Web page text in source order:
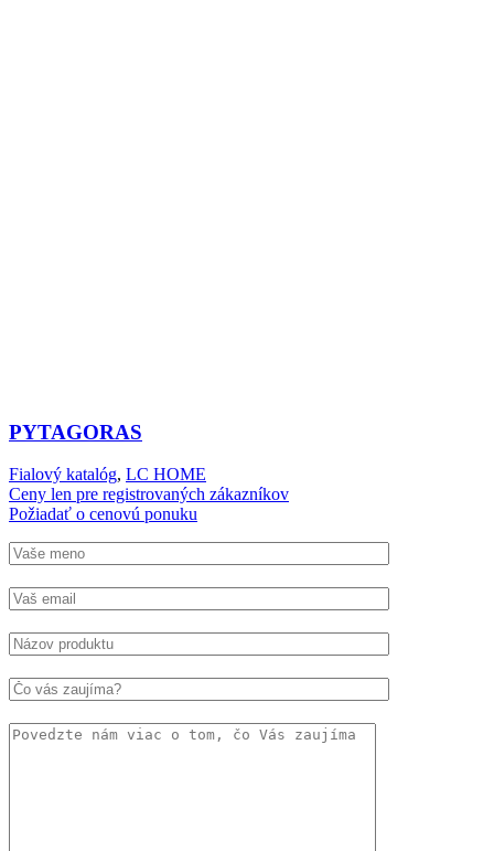
PYTAGORAS
Fialový katalóg, LC HOME
Ceny len pre registrovaných zákazníkov
Požiadať o cenovú ponuku